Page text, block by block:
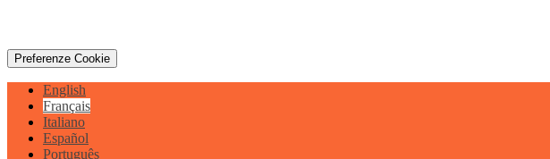
Preferenze Cookie
English
Français
Italiano
Español
Português